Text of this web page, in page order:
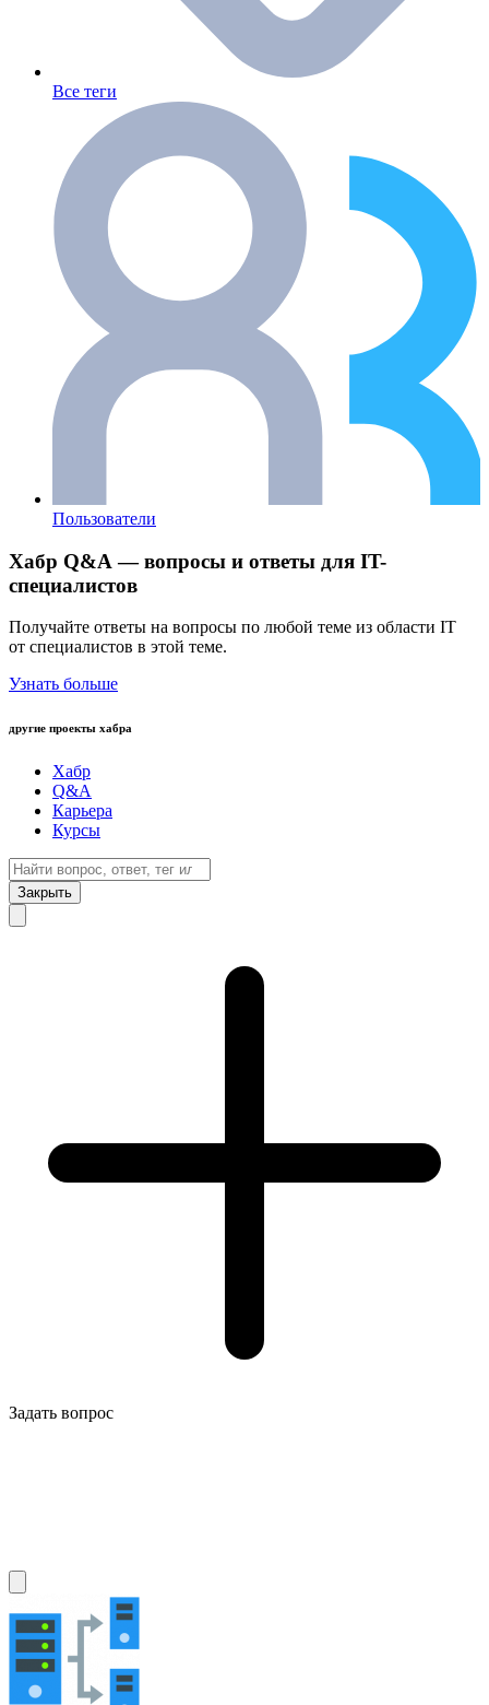
Все теги
Пользователи
Хабр Q&A — вопросы и ответы для IT-
специалистов
Получайте ответы на вопросы по любой теме из области IT
от специалистов в этой теме.
Узнать больше
другие проекты хабра
Хабр
Q&A
Карьера
Курсы
Закрыть
Задать вопрос